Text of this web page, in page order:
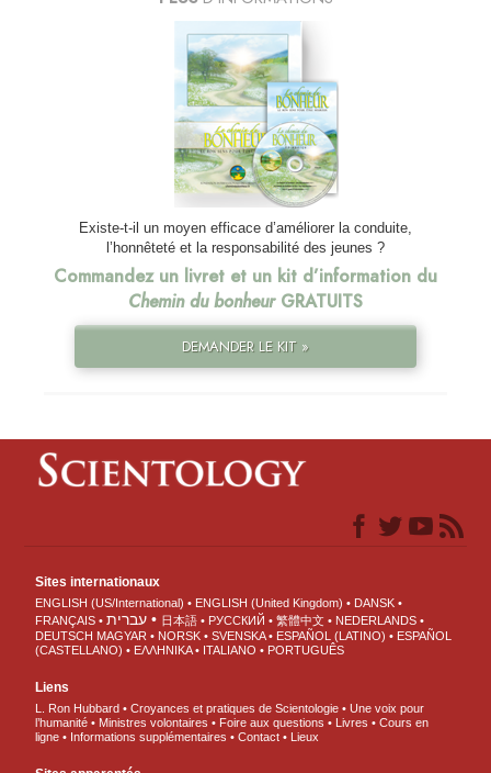
Existe-t-il un moyen efficace d’améliorer la conduite,
l’honnêteté et la responsabilité des jeunes ?
Commandez un livret et un kit d’information du
Chemin du bonheurGRATUITS
DEMANDER LE KIT »
Sites internationaux
ENGLISH (US/International) ENGLISH (United Kingdom)
DANSK
FRANÇAIS
עברית 日本語 РУССКИЙ 繁體中文
NEDERLANDS
DEUTSCH MAGYAR NORSK SVENSKA ESPAÑOL (LATINO)
ESPAÑOL
(CASTELLANO)
ΕΛΛΗΝΙΚA ITALIANO PORTUGUÊS
Liens
L. Ron Hubbard Croyances et pratiques de Scientologie
Une voix pour
l’humanité
Ministres volontaires Foire aux questions Livres
Cours en
ligne
Informations supplémentaires Contact Lieux